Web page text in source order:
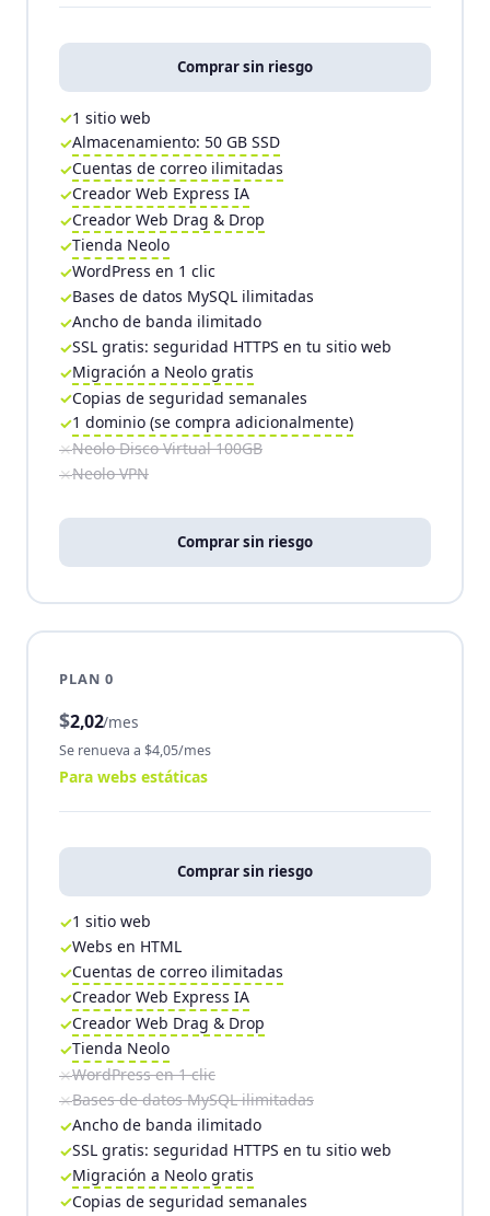
Comprar sin riesgo
1 sitio web
Almacenamiento: 50 GB SSD
Cuentas de correo ilimitadas
Creador Web Express IA
Creador Web Drag & Drop
Tienda Neolo
WordPress en 1 clic
Bases de datos MySQL ilimitadas
Ancho de banda ilimitado
SSL gratis: seguridad HTTPS en tu sitio web
Migración a Neolo gratis
Copias de seguridad semanales
1 dominio (se compra adicionalmente)
Neolo Disco Virtual 100GB
Neolo VPN
Comprar sin riesgo
PLAN 0
$2,02/mes
Se renueva a $4,05/mes
Para webs estáticas
Comprar sin riesgo
1 sitio web
Webs en HTML
Cuentas de correo ilimitadas
Creador Web Express IA
Creador Web Drag & Drop
Tienda Neolo
WordPress en 1 clic
Bases de datos MySQL ilimitadas
Ancho de banda ilimitado
SSL gratis: seguridad HTTPS en tu sitio web
Migración a Neolo gratis
Copias de seguridad semanales